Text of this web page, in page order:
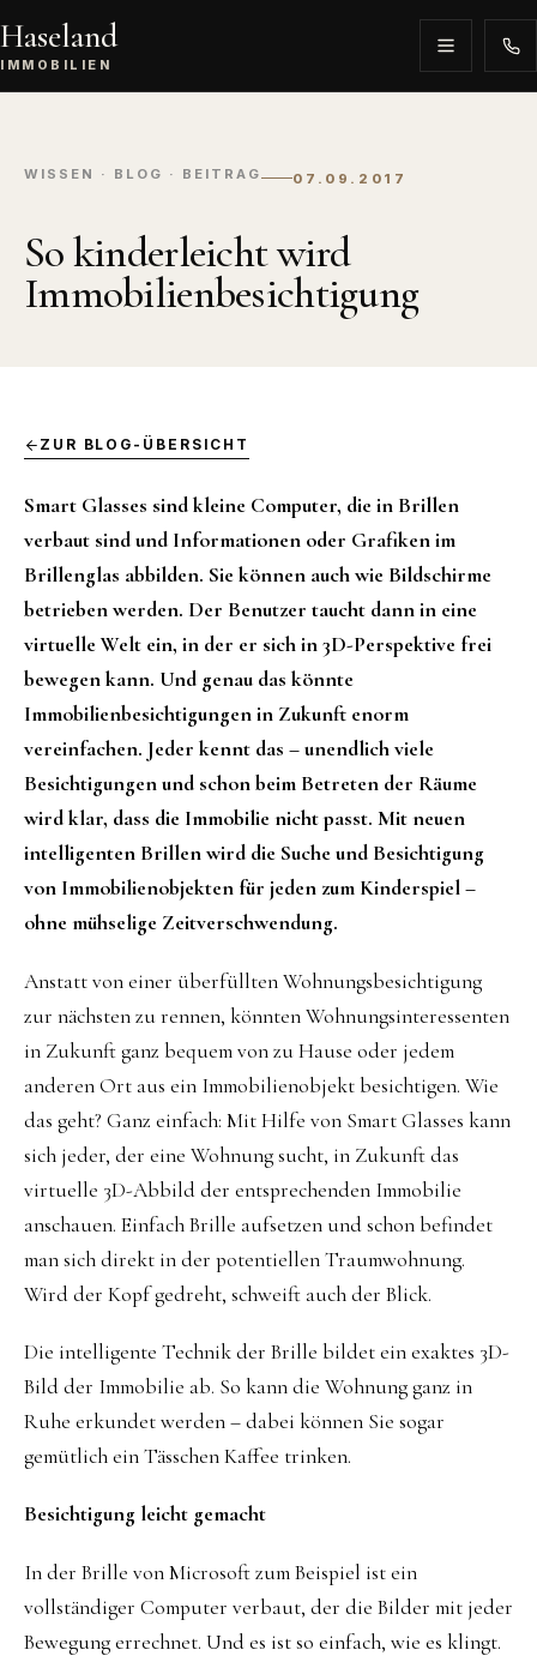
Haseland
IMMOBILIEN
WISSEN · BLOG · BEITRAG 07.09.2017
So kinderleicht wird
Immobilienbesichtigung
ZUR BLOG-ÜBERSICHT
Smart Glasses sind kleine Computer, die in Brillen
verbaut sind und Informationen oder Grafiken im
Brillenglas abbilden. Sie können auch wie Bildschirme
betrieben werden. Der Benutzer taucht dann in eine
virtuelle Welt ein, in der er sich in 3D-Perspektive frei
bewegen kann. Und genau das könnte
Immobilienbesichtigungen in Zukunft enorm
vereinfachen. Jeder kennt das – unendlich viele
Besichtigungen und schon beim Betreten der Räume
wird klar, dass die Immobilie nicht passt. Mit neuen
intelligenten Brillen wird die Suche und Besichtigung
von Immobilienobjekten für jeden zum Kinderspiel –
ohne mühselige Zeitverschwendung.
Anstatt von einer überfüllten Wohnungsbesichtigung
zur nächsten zu rennen, könnten Wohnungsinteressenten
in Zukunft ganz bequem von zu Hause oder jedem
anderen Ort aus ein Immobilienobjekt besichtigen. Wie
das geht? Ganz einfach: Mit Hilfe von Smart Glasses kann
sich jeder, der eine Wohnung sucht, in Zukunft das
virtuelle 3D-Abbild der entsprechenden Immobilie
anschauen. Einfach Brille aufsetzen und schon befindet
man sich direkt in der potentiellen Traumwohnung.
Wird der Kopf gedreht, schweift auch der Blick.
Die intelligente Technik der Brille bildet ein exaktes 3D-
Bild der Immobilie ab. So kann die Wohnung ganz in
Ruhe erkundet werden – dabei können Sie sogar
gemütlich ein Tässchen Kaffee trinken.
Besichtigung leicht gemacht
In der Brille von Microsoft zum Beispiel ist ein
vollständiger Computer verbaut, der die Bilder mit jeder
Bewegung errechnet. Und es ist so einfach, wie es klingt.